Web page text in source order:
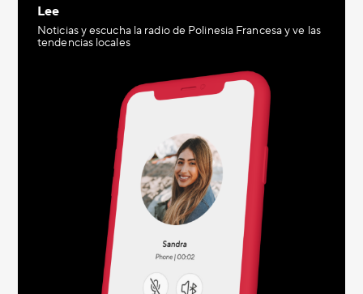
Lee
Noticias y escucha la radio de Polinesia Francesa y ve las
tendencias locales